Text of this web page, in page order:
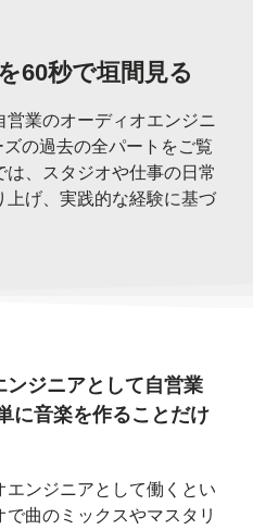
60秒で垣間見る
業のオーディオエンジニ
の過去の全パートをご覧
、スタジオや仕事の日常
上げ、実践的な経験に基づ
ジニアとして自営業
に音楽を作ることだけ
ンジニアとして働くとい
曲のミックスやマスタリ